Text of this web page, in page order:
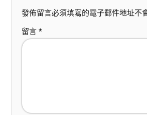
發佈留言必須填寫的電子郵件地址不
留言 *